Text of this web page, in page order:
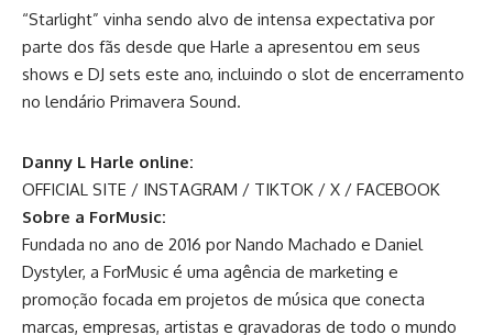
“Starlight” vinha sendo alvo de intensa expectativa por
parte dos fãs desde que Harle a apresentou em seus
shows e DJ sets este ano, incluindo o slot de encerramento
no lendário Primavera Sound.
Danny L Harle online:
OFFICIAL SITE / INSTAGRAM / TIKTOK / X / FACEBOOK
Sobre a ForMusic:
Fundada no ano de 2016 por Nando Machado e Daniel
Dystyler, a ForMusic é uma agência de marketing e
promoção focada em projetos de música que conecta
marcas, empresas, artistas e gravadoras de todo o mundo